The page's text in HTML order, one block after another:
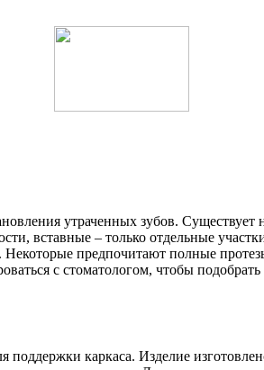
утраченных зубов.
вставные – только отдельные
предпочитают полные
с стоматологом, чтобы
поддержки каркаса. Изделие